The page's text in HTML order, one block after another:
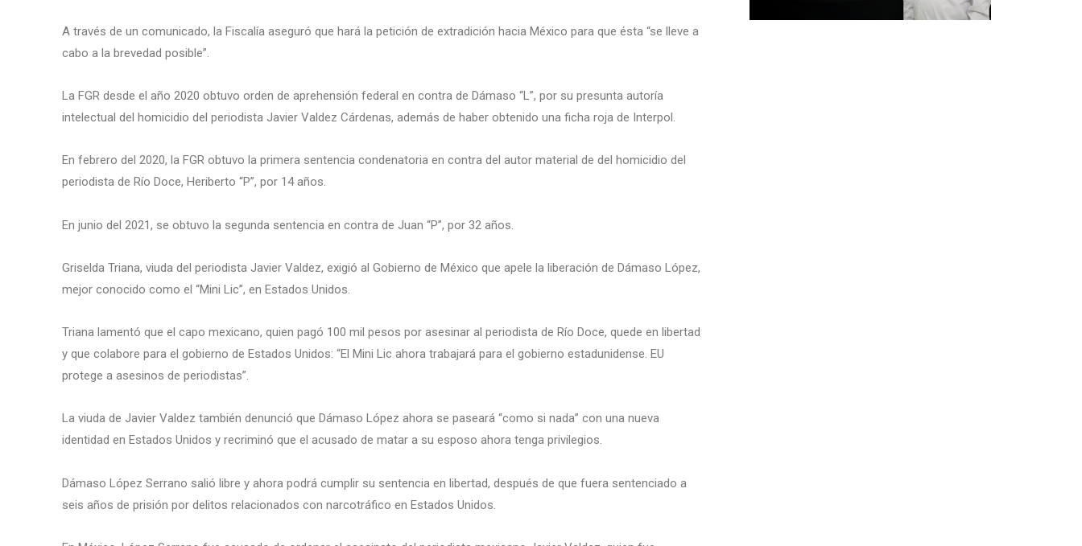
A través de un comunicado, la Fiscalía aseguró que hará la petición de extradición hacia México para que ésta “se lleve a
cabo a la brevedad posible”.
La FGR desde el año 2020 obtuvo orden de aprehensión federal en contra de Dámaso “L”, por su presunta autoría
intelectual del homicidio del periodista Javier Valdez Cárdenas, además de haber obtenido una ficha roja de Interpol.
En febrero del 2020, la FGR obtuvo la primera sentencia condenatoria en contra del autor material de del homicidio del
periodista de Río Doce, Heriberto “P”, por 14 años.
En junio del 2021, se obtuvo la segunda sentencia en contra de Juan “P”, por 32 años.
Griselda Triana, viuda del periodista Javier Valdez, exigió al Gobierno de México que apele la liberación de Dámaso López,
mejor conocido como el “Mini Lic”, en Estados Unidos.
Triana lamentó que el capo mexicano, quien pagó 100 mil pesos por asesinar al periodista de Río Doce, quede en libertad
y que colabore para el gobierno de Estados Unidos: “El Mini Lic ahora trabajará para el gobierno estadunidense. EU
protege a asesinos de periodistas”.
La viuda de Javier Valdez también denunció que Dámaso López ahora se paseará “como si nada” con una nueva
identidad en Estados Unidos y recriminó que el acusado de matar a su esposo ahora tenga privilegios.
Dámaso López Serrano salió libre y ahora podrá cumplir su sentencia en libertad, después de que fuera sentenciado a
seis años de prisión por delitos relacionados con narcotráfico en Estados Unidos.